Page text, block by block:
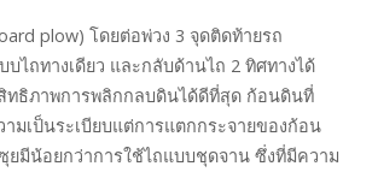
plow) โดยต่อพ่วง 3 จุดติดท้ายรถ
บไถทางเดียว และกลับด้านไถ 2 ทิศทางได้
ทธิภาพการพลิกกลบดินได้ดีที่สุด ก้อนดินที่
มเป็นระเบียบแต่การแตกกระจายของก้อน
ยมีน้อยกว่าการใช้ไถแบบชุดจาน ซึ่งที่มีความ